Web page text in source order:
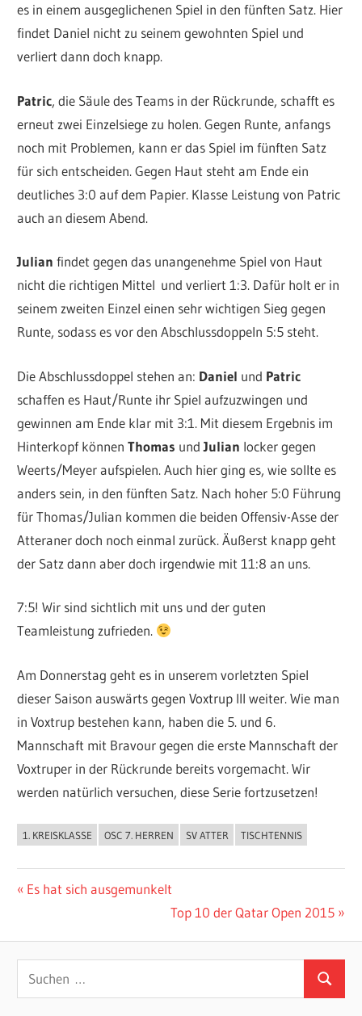
es in einem ausgeglichenen Spiel in den fünften Satz. Hier
findet Daniel nicht zu seinem gewohnten Spiel und
verliert dann doch knapp.
Patric, die Säule des Teams in der Rückrunde, schafft es
erneut zwei Einzelsiege zu holen. Gegen Runte, anfangs
noch mit Problemen, kann er das Spiel im fünften Satz
für sich entscheiden. Gegen Haut steht am Ende ein
deutliches 3:0 auf dem Papier. Klasse Leistung von Patric
auch an diesem Abend.
Julian findet gegen das unangenehme Spiel von Haut
nicht die richtigen Mittel und verliert 1:3. Dafür holt er in
seinem zweiten Einzel einen sehr wichtigen Sieg gegen
Runte, sodass es vor den Abschlussdoppeln 5:5 steht.
Die Abschlussdoppel stehen an: Daniel und Patric
schaffen es Haut/Runte ihr Spiel aufzuzwingen und
gewinnen am Ende klar mit 3:1. Mit diesem Ergebnis im
Hinterkopf könnenThomas undJulian locker gegen
Weerts/Meyer aufspielen. Auch hier ging es, wie sollte es
anders sein, in den fünften Satz. Nach hoher 5:0 Führung
für Thomas/Julian kommen die beiden Offensiv-Asse der
Atteraner doch noch einmal zurück. Äußerst knapp geht
der Satz dann aber doch irgendwie mit 11:8 an uns.
7:5! Wir sind sichtlich mit uns und der guten
Teamleistung zufrieden.
Am Donnerstag geht es in unserem vorletzten Spiel
dieser Saison auswärts gegen Voxtrup III weiter. Wie man
in Voxtrup bestehen kann, haben die 5. und 6.
Mannschaft mit Bravour gegen die erste Mannschaft der
Voxtruper in der Rückrunde bereits vorgemacht. Wir
werden natürlich versuchen, diese Serie fortzusetzen!
ALLGEMEIN
1. KREISKLASSE OSC 7. HERREN SV ATTER TISCHTENNIS
Beitragsnavigation
Vorheriger
Es hat sich ausgemunkelt
Nächster
Top 10 der Qatar Open 2015
Suchen
nach:
Suchen